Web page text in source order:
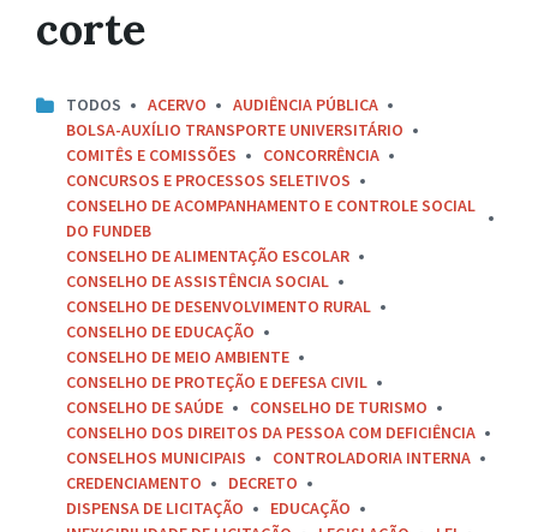
corte
TODOS ACERVO
AUDIÊNCIA PÚBLICA
BOLSA-AUXÍLIO TRANSPORTE UNIVERSITÁRIO
COMITÊS E COMISSÕES
CONCORRÊNCIA
CONCURSOS E PROCESSOS SELETIVOS
CONSELHO DE ACOMPANHAMENTO E CONTROLE SOCIAL
DO FUNDEB
CONSELHO DE ALIMENTAÇÃO ESCOLAR
CONSELHO DE ASSISTÊNCIA SOCIAL
CONSELHO DE DESENVOLVIMENTO RURAL
CONSELHO DE EDUCAÇÃO
CONSELHO DE MEIO AMBIENTE
CONSELHO DE PROTEÇÃO E DEFESA CIVIL
CONSELHO DE SAÚDE
CONSELHO DE TURISMO
CONSELHO DOS DIREITOS DA PESSOA COM DEFICIÊNCIA
CONSELHOS MUNICIPAIS
CONTROLADORIA INTERNA
CREDENCIAMENTO
DECRETO
DISPENSA DE LICITAÇÃO
EDUCAÇÃO